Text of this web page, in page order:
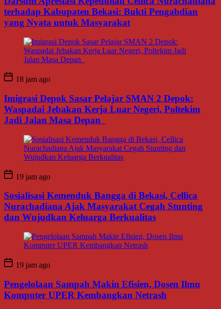
terhadap Kabupaten Bekasi: Bukti Pengabdian
yang Nyata untuk Masyarakat
18 jam ago
Imigrasi Depok Sasar Pelajar SMAN 2 Depok:
Waspadai Jebakan Kerja Luar Negeri, Poltekim
Jadi Jalan Masa Depan
19 jam ago
Sosialisasi Kemenduk Bangga di Bekasi, Cellica
Nurachadiana Ajak Masyarakat Cegah Stunting
dan Wujudkan Keluarga Berkualitas
19 jam ago
Pengelolaan Sampah Makin Efisien, Dosen Ilmu
Komputer UPER Kembangkan Netrash